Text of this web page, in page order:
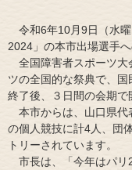
令和6年10月9日（水曜
2024」の本市出場選手
全国障害者スポーツ大
ツの全国的な祭典で、
終了後、３日間の会期で
本市からは、山口県代
の個人競技に計4人、団
トリーされています。
市長は、「今年はパリ